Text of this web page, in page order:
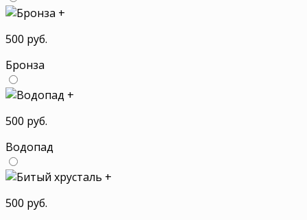
+
500 руб.
Бронза
+
500 руб.
Водопад
+
500 руб.